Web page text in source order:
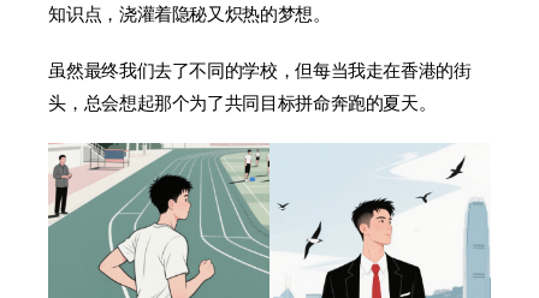
知识点，浇灌着隐秘又炽热的梦想。
虽然最终我们去了不同的学校，但每当我走在香港的街
头，总会想起那个为了共同目标拼命奔跑的夏天。